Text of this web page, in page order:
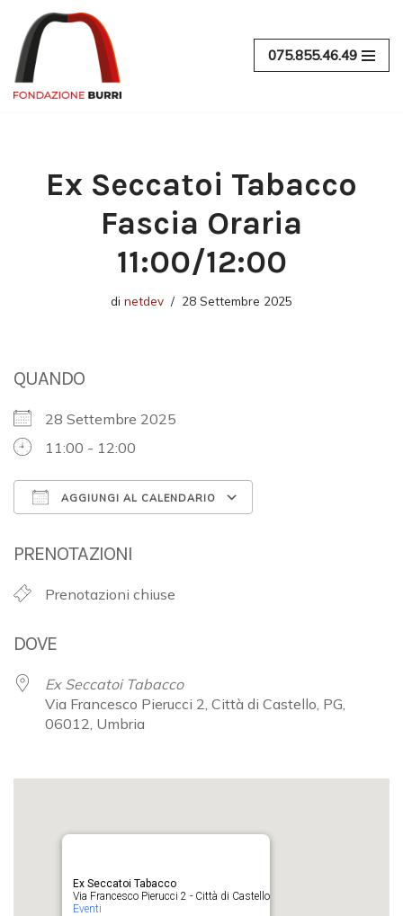
Vai
al
contenuto
075.855.46.49
Ex Seccatoi Tabacco
Fascia Oraria
11:00/12:00
di netdev 28 Settembre 2025
QUANDO
28 Settembre 2025
11:00 - 12:00
AGGIUNGI AL CALENDARIO
PRENOTAZIONI
Prenotazioni chiuse
DOVE
Ex Seccatoi Tabacco
Via Francesco Pierucci 2, Città di Castello, PG,
06012, Umbria
Ex Seccatoi Tabacco
Via Francesco Pierucci 2 - Città di Castello
Eventi